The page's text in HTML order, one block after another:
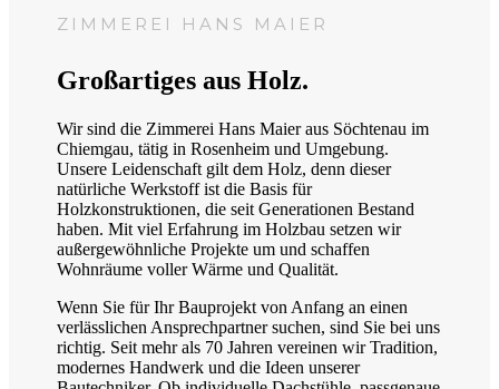
ZIMMEREI HANS MAIER
Großartiges ausHolz.
Wir sind die Zimmerei Hans Maier aus Söchtenau im
Chiemgau, tätig in Rosenheim und Umgebung.
Unsere Leidenschaft gilt dem Holz, denn dieser
natürliche Werkstoff ist die Basis für
Holzkonstruktionen, die seit Generationen Bestand
haben. Mit viel Erfahrung im Holzbau setzen wir
außergewöhnliche Projekte um und schaffen
Wohnräume voller Wärme und Qualität.
Wenn Sie für Ihr Bauprojekt von Anfang an einen
verlässlichen Ansprechpartner suchen, sind Sie bei uns
richtig. Seit mehr als 70 Jahren vereinen wir Tradition,
modernes Handwerk und die Ideen unserer